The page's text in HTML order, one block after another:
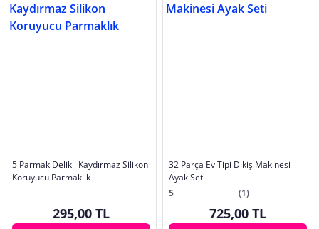
5 Parmak Delikli Kaydırmaz Silikon
Koruyucu Parmaklık
295,00 TL
32 Parça Ev Tipi Dikiş Makinesi
Ayak Seti
5
(1)
725,00 TL